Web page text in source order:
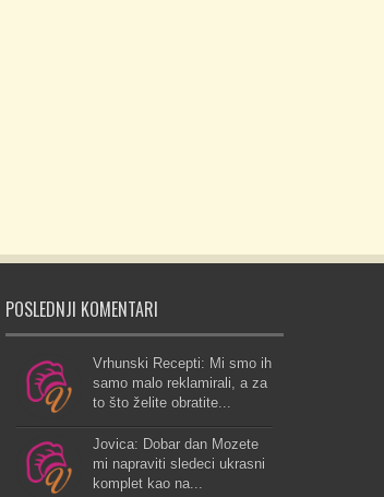
POSLEDNJI KOMENTARI
Vrhunski Recepti: Mi smo ih
samo malo reklamirali, a za
to što želite obratite...
Jovica: Dobar dan Mozete
mi napraviti sledeci ukrasni
komplet kao na...